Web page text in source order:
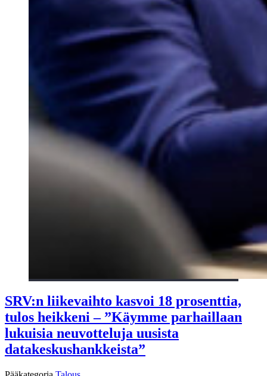
SRV:n liikevaihto kasvoi 18 prosenttia,
tulos heikkeni – ”Käymme parhaillaan
lukuisia neuvotteluja uusista
datakeskushankkeista”